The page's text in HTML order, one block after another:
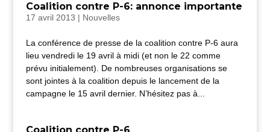
Coalition contre P-6: annonce importante
17 avril 2013 | Nouvelles
La conférence de presse de la coalition contre P-6 aura
lieu vendredi le 19 avril à midi (et non le 22 comme
prévu initialement). De nombreuses organisations se
sont jointes à la coalition depuis le lancement de la
campagne le 15 avril dernier. N’hésitez pas à...